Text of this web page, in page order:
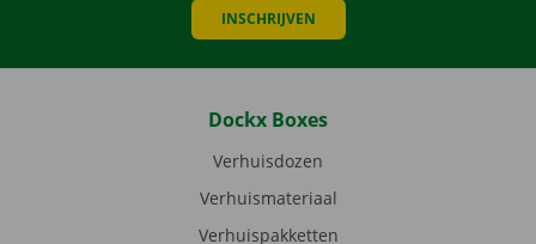
INSCHRIJVEN
Dockx Boxes
Verhuisdozen
Verhuismateriaal
Verhuispakketten